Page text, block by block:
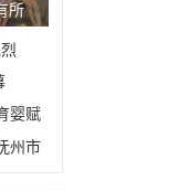
所
婴赋
州市